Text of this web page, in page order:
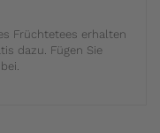
Früchtetees erhalten
dazu. Fügen Sie